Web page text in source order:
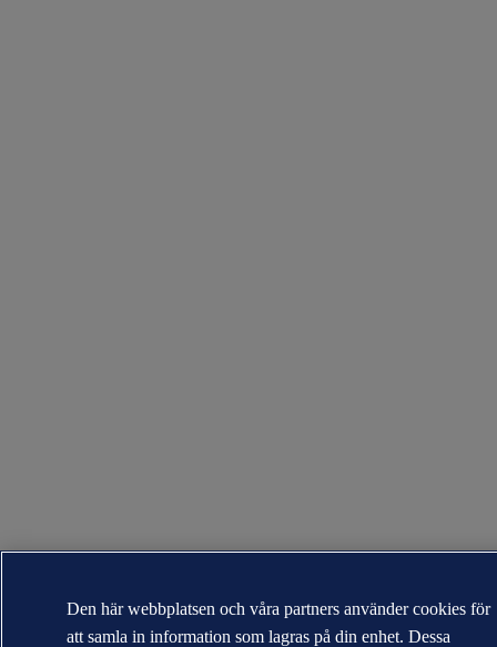
Den här webbplatsen och våra partners använder cookies för
att samla in information som lagras på din enhet. Dessa